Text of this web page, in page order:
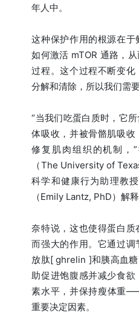
年人中。
这种保护作用的根源在于
如何激活 mTOR 通路，
过程。这个过程不断变
分解和清除，所以我们需
“当我们吃蛋白质时，它
体吸收，并被骨骼肌吸
修复肌肉组织的机制，
（The University of
科学和健康行为助理教
（Emily Lantz, PhD）解释
奈特说，这也使得蛋白
而强大的作用。它通过
放肽[ ghrelin ]和胰高血
助促进饱腹感并减少食
素水平，并保持瘦体重
重要决定因素。